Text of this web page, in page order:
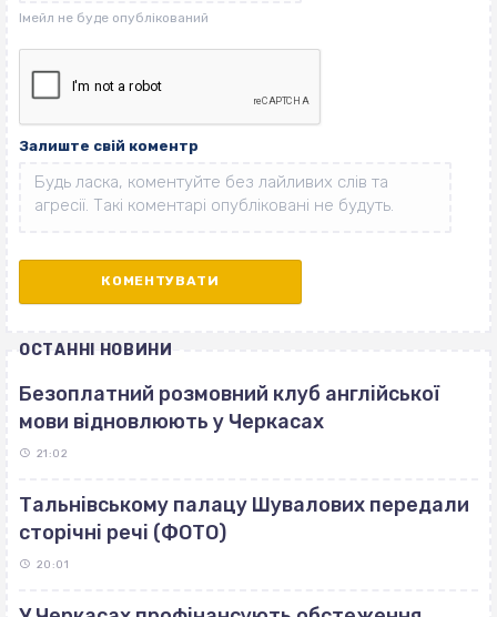
Залиште свій коментр
ОСТАННІ НОВИНИ
Безоплатний розмовний клуб англійської
мови відновлюють у Черкасах
21:02
Тальнівському палацу Шувалових передали
сторічні речі (ФОТО)
20:01